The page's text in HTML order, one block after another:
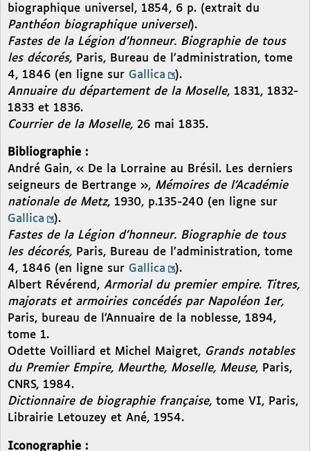
biographique universel, 1854, 6 p. (extrait du
Panthéon biographique universel).
Fastes de la Légion d’honneur. Biographie de tous
les décorés, Paris, Bureau de l’administration, tome
4, 1846 (en ligne sur Gallica
).
Annuaire du département de la Moselle, 1831, 1832-
1833 et 1836.
Courrier de la Moselle, 26 mai 1835.
Bibliographie :
André Gain, « De la Lorraine au Brésil. Les derniers
seigneurs de Bertrange », Mémoires de l’Académie
nationale de Metz, 1930, p.135-240 (en ligne sur
Gallica
).
Fastes de la Légion d’honneur. Biographie de tous
les décorés, Paris, Bureau de l’administration, tome
4, 1846 (en ligne sur Gallica
).
Albert Révérend, Armorial du premier empire. Titres,
majorats et armoiries concédés par Napoléon 1er,
Paris, bureau de l’Annuaire de la noblesse, 1894,
tome 1.
Odette Voilliard et Michel Maigret, Grands notables
du Premier Empire, Meurthe, Moselle, Meuse, Paris,
CNRS, 1984.
Dictionnaire de biographie française, tome VI, Paris,
Librairie Letouzey et Ané, 1954.
Iconographie :